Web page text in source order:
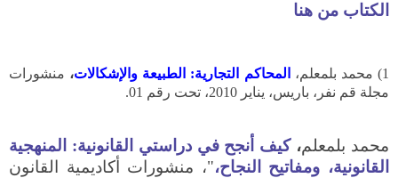
الكتاب من هنا
1) محمد بلمعلم، المحاكم التجارية: الطبيعة والإشكالات، منشورات
مجلة قم نفر، باريس، يناير 2010، تحت رقم 01.
محمد بلمعلم، كيف أنجح في دراستي القانونية: المنهجية
القانونية، ومفاتيح النجاح،"، منشورات أكاديمية القانون